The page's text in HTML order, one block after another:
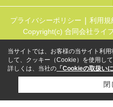
プライバシーポリシー 利用規
Copyright(c) 合同会社ライ
当サイトでは、お客様の当サイト利
して、クッキー（Cookie）を使用して
詳しくは、当社の 「Cookieの取扱い
閉